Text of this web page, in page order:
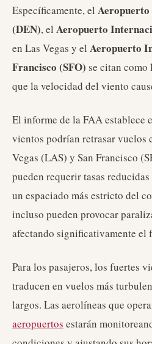
Específicamente, el
(DEN), el Aeropuerto
en Las Vegas y el Aeropuerto
Francisco (SFO) se citan como
que la velocidad del viento
El informe de la FAA establece
vientos podrían retrasar vuelos
Vegas (LAS) y San Francisco
pueden requerir tasas
un espaciado más estricto del
incluso pueden provocar
afectando significativamente el
Para los pasajeros, los fuertes
traducen en vuelos más
largos. Las aerolíneas que
aeropuertos estarán